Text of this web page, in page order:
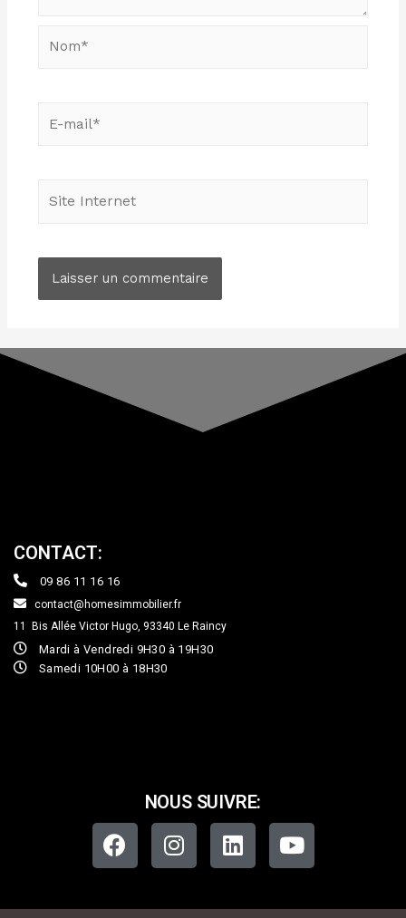
CONTACT:
09 86 11 16 16
contact@homesimmobilier.fr
11 Bis Allée Victor Hugo, 93340 Le Raincy
Mardi à Vendredi 9H30 à 19H30
Samedi 10H00 à 18H30
NOUS SUIVRE: